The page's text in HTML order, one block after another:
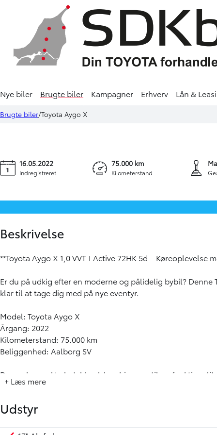
Nye biler Brugte biler Kampagner Erhverv Lån &
Toyota Aygo X
1,0 VVT-I Active 72HK 5d
Brugte biler Toyota Aygo X
Indregistreret
16.05.2022
Kilometerstand
75.000 km
Beskrivelse
**Toyota Aygo X 1,0 VVT-I Active 72HK 5d – Køreoplevelse
Er du på udkig efter en moderne og pålidelig bybil?
klar til at tage dig med på nye eventyr.
Model: Toyota Aygo X
Årgang: 2022
Kilometerstand: 75.000 km
Beliggenhed: Aalborg SV
Denne kompakte hatchback kombinerer stil og
behagelig køreoplevelse. Bilens 1,0 liters motor leverer
+ Læs mere
Udstyr